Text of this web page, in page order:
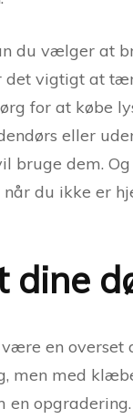
du vælger at
det vigtigt at
for at købe
eller
bruge dem.
når du ikke er
dine
en overset
men med
en